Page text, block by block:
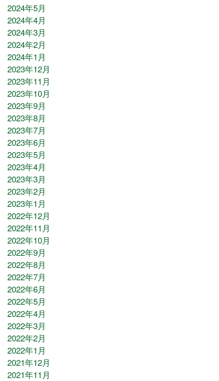
2024年5月
2024年4月
2024年3月
2024年2月
2024年1月
2023年12月
2023年11月
2023年10月
2023年9月
2023年8月
2023年7月
2023年6月
2023年5月
2023年4月
2023年3月
2023年2月
2023年1月
2022年12月
2022年11月
2022年10月
2022年9月
2022年8月
2022年7月
2022年6月
2022年5月
2022年4月
2022年3月
2022年2月
2022年1月
2021年12月
2021年11月